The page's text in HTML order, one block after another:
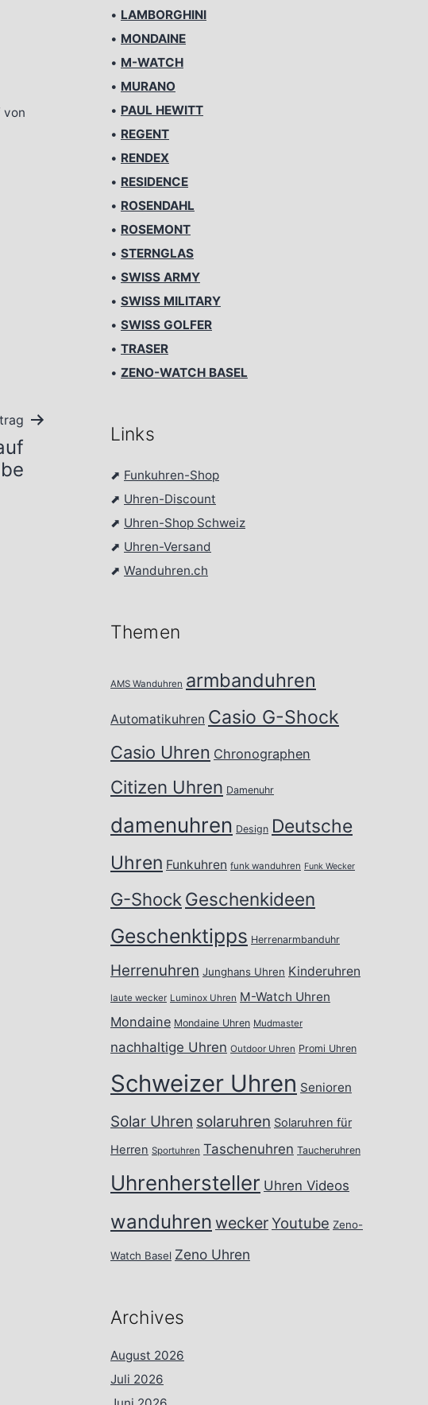
von
• LAMBORGHINI
• MONDAINE
• M-WATCH
• MURANO
• PAUL HEWITT
• REGENT
• RENDEX
• RESIDENCE
• ROSENDAHL
• ROSEMONT
• STERNGLAS
• SWISS ARMY
• SWISS MILITARY
• SWISS GOLFER
• TRASER
• ZENO-WATCH BASEL
Links
⬈ Funkuhren-Shop
⬈ Uhren-Discount
⬈ Uhren-Shop Schweiz
⬈ Uhren-Versand
⬈ Wanduhren.ch
Themen
AMS Wanduhren armbanduhren
Automatikuhren Casio G-Shock
Casio Uhren Chronographen
Citizen Uhren Damenuhr
damenuhren Design Deutsche
Uhren Funkuhren funk wanduhren Funk Wecker
G-Shock Geschenkideen
Geschenktipps Herrenarmbanduhr
Herrenuhren Junghans Uhren Kinderuhren
laute wecker Luminox Uhren M-Watch Uhren
Mondaine Mondaine Uhren Mudmaster
nachhaltige Uhren Outdoor Uhren Promi Uhren
Schweizer Uhren Senioren
Solar Uhren solaruhren Solaruhren für
Herren Sportuhren Taschenuhren Taucheruhren
Uhrenhersteller Uhren Videos
wanduhren weckerYoutube Zeno-
Watch Basel Zeno Uhren
Archives
August 2026
Juli 2026